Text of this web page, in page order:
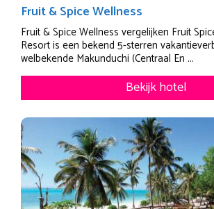
Fruit & Spice Wellness
Fruit & Spice Wellness vergelijken Fruit
Resort is een bekend 5-sterren
welbekende Makunduchi (Centraal En ...
Bekijk hotel